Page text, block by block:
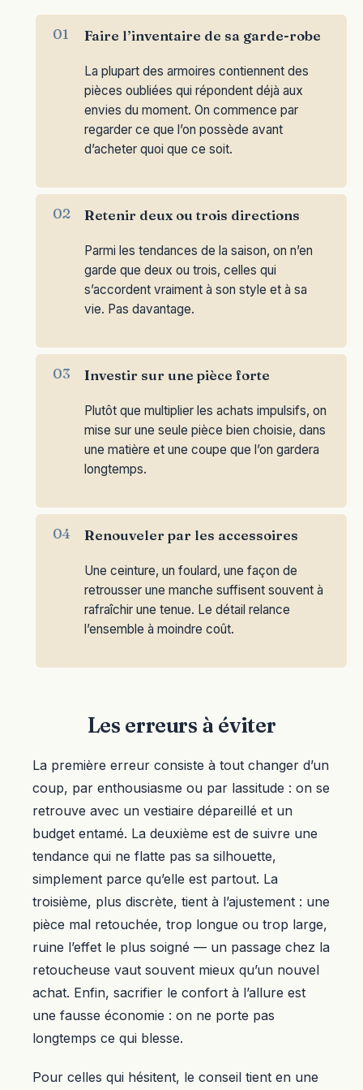
Faire l’inventaire de sa garde-robe
La plupart des armoires contiennent des
pièces oubliées qui répondent déjà aux
envies du moment. On commence par
regarder ce que l’on possède avant
d’acheter quoi que ce soit.
Retenir deux ou trois directions
Parmi les tendances de la saison, on n’en
garde que deux ou trois, celles qui
s’accordent vraiment à son style et à sa
vie. Pas davantage.
Investir sur une pièce forte
Plutôt que multiplier les achats impulsifs, on
mise sur une seule pièce bien choisie, dans
une matière et une coupe que l’on gardera
longtemps.
Renouveler par les accessoires
Une ceinture, un foulard, une façon de
retrousser une manche suffisent souvent à
rafraîchir une tenue. Le détail relance
l’ensemble à moindre coût.
Les erreurs à éviter
La première erreur consiste à tout changer d’un
coup, par enthousiasme ou par lassitude : on se
retrouve avec un vestiaire dépareillé et un
budget entamé. La deuxième est de suivre une
tendance qui ne flatte pas sa silhouette,
simplement parce qu’elle est partout. La
troisième, plus discrète, tient à l’ajustement : une
pièce mal retouchée, trop longue ou trop large,
ruine l’effet le plus soigné — un passage chez la
retoucheuse vaut souvent mieux qu’un nouvel
achat. Enfin, sacrifier le confort à l’allure est
une fausse économie : on ne porte pas
longtemps ce qui blesse.
Pour celles qui hésitent, le conseil tient en une